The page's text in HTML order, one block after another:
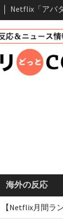
登場人物・あ
情報
Netflix映画「
て」キャスト
まとめ｜ゾー
マコメ
海外の反応
【Netflix月間ラ